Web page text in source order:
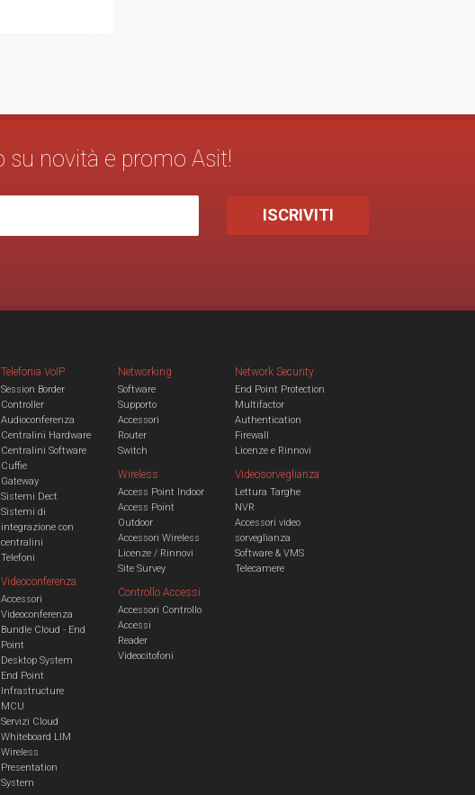
su novità e promo Asit!
Telefonia VoIP
Session Border
Controller
Audioconferenza
Centralini Hardware
Centralini Software
Cuffie
Gateway
Sistemi Dect
Sistemi di
integrazione con
centralini
Telefoni
Videoconferenza
Accessori
Videoconferenza
Bundle Cloud - End
Point
Desktop System
End Point
Infrastructure
MCU
Servizi Cloud
Whiteboard LIM
Wireless
Presentation
System
Networking
Software
Supporto
Accessori
Router
Switch
Wireless
Access Point Indoor
Access Point
Outdoor
Accessori Wireless
Licenze / Rinnovi
Site Survey
Network Security
End Point Protection
Multifactor
Authentication
Firewall
Licenze e Rinnovi
Videosorveglianza
Lettura Targhe
NVR
Accessori video
sorveglianza
Software & VMS
Telecamere
Controllo Accessi
Accessori Controllo
Accessi
Reader
Videocitofoni